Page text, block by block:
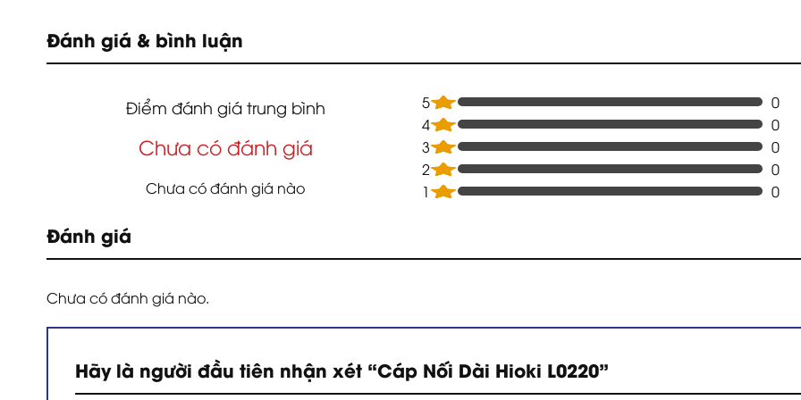
Đánh giá & bình luận
Điểm đánh giá trung bình
Chưa có đánh giá
Chưa có đánh giá nào
5
0
4
0
3
0
2
0
1
0
Đánh giá
Chưa có đánh giá nào.
Hãy là người đầu tiên nhận xét “Cáp Nối Dài Hioki L0220”